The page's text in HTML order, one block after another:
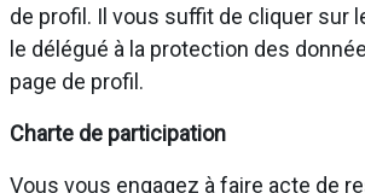
de profil. Il vous suffit de cliquer sur
le délégué à la protection des
page de profil.
Charte de participation
Vous vous engagez à faire acte de